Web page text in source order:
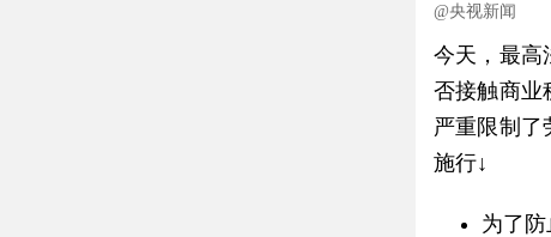
@央视新闻
今天，最高
否接触商业
严重限制了
施行↓
为了